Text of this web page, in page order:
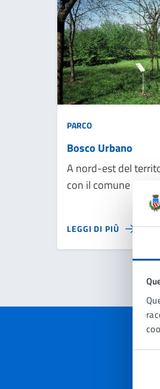
PARCO
Bosco Urbano
A nord-est del
con il comune di
circa 115.000 metri
un laghetto per
ristoro.
LEGGI DI PIÙ